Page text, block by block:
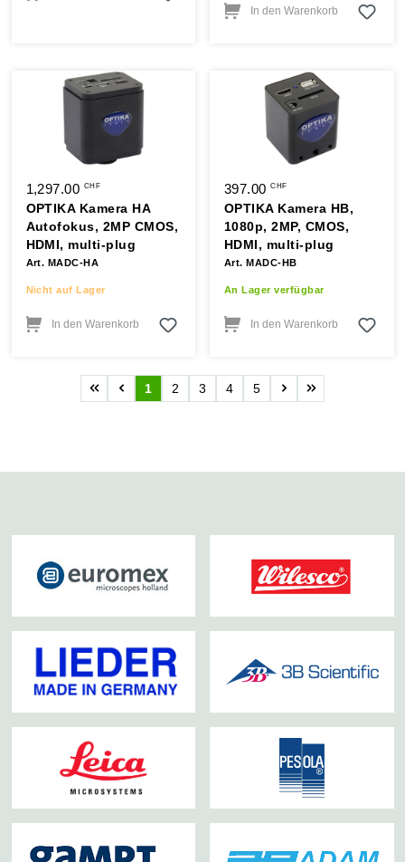
In den Warenkorb
1,297.00 CHF
OPTIKA Kamera HA
Autofokus, 2MP CMOS,
HDMI, multi-plug
Art. MADC-HA
Nicht auf Lager
In den Warenkorb
397.00CHF
OPTIKA Kamera HB,
1080p, 2MP, CMOS,
HDMI, multi-plug
Art. MADC-HB
An Lager verfügbar
In den Warenkorb
Seite
1 Seite
2 Seite
3 Seite
4 Seite
5